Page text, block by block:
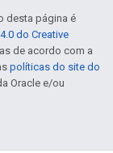
desta página é
do Creative
de acordo com a
políticas do site do
Oracle e/ou